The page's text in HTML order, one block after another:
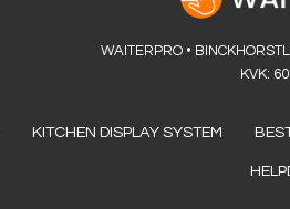
WAITERPRO •
KVK:
KITCHEN DISPLAY SYSTEM